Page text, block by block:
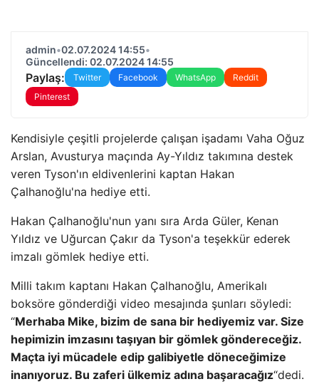
admin•02.07.2024 14:55•
Güncellendi: 02.07.2024 14:55
Paylaş: Twitter Facebook WhatsApp
Reddit
Pinterest
Kendisiyle çeşitli projelerde çalışan işadamı Vaha Oğuz
Arslan, Avusturya maçında Ay-Yıldız takımına destek
veren Tyson'ın eldivenlerini kaptan Hakan
Çalhanoğlu'na hediye etti.
Hakan Çalhanoğlu'nun yanı sıra Arda Güler, Kenan
Yıldız ve Uğurcan Çakır da Tyson'a teşekkür ederek
imzalı gömlek hediye etti.
Milli takım kaptanı Hakan Çalhanoğlu, Amerikalı
boksöre gönderdiği video mesajında ​​şunları söyledi:
“Merhaba Mike, bizim de sana bir hediyemiz var. Size
hepimizin imzasını taşıyan bir gömlek göndereceğiz.
Maçta iyi mücadele edip galibiyetle döneceğimize
inanıyoruz. Bu zaferi ülkemiz adına başaracağız“dedi.